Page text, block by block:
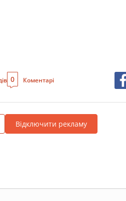
0 Коментарі
Відключити рекламу